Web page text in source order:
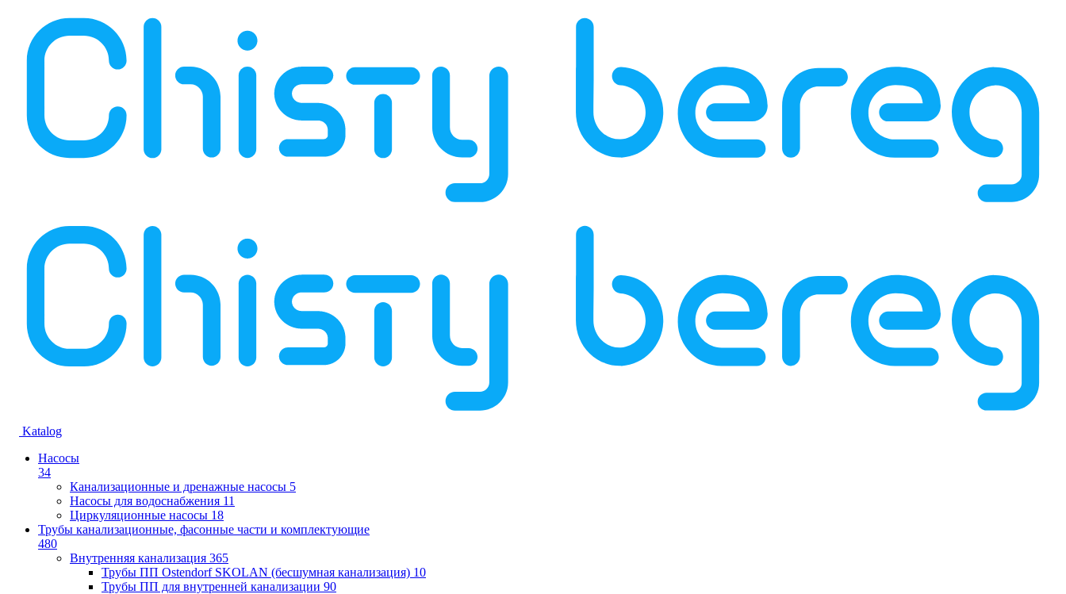
Katalog
Насосы
34
Канализационные и дренажные насосы 5
Насосы для водоснабжения 11
Циркуляционные насосы 18
Трубы канализационные, фасонные части и комплектующие
480
Внутренняя канализация 365
Трубы ПП Ostendorf SKOLAN (бесшумная канализация) 10
Трубы ПП для внутренней канализации 90